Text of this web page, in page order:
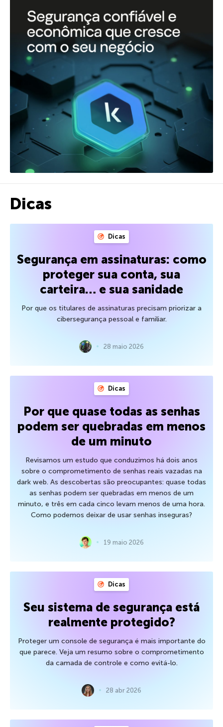
Dicas
Dicas
Segurança em assinaturas: como
proteger sua conta, sua
carteira… e sua sanidade
Por que os titulares de assinaturas precisam priorizar a
cibersegurança pessoal e familiar.
28 maio 2026
Dicas
Por que quase todas as senhas
podem ser quebradas em menos
de um minuto
Revisamos um estudo que conduzimos há dois anos
sobre o comprometimento de senhas reais vazadas na
dark web. As descobertas são preocupantes: quase todas
as senhas podem ser quebradas em menos de um
minuto, e três em cada cinco levam menos de uma hora.
Como podemos deixar de usar senhas inseguras?
19 maio 2026
Dicas
Seu sistema de segurança está
realmente protegido?
Proteger um console de segurança é mais importante do
que parece. Veja um resumo sobre o comprometimento
da camada de controle e como evitá-lo.
28 abr 2026